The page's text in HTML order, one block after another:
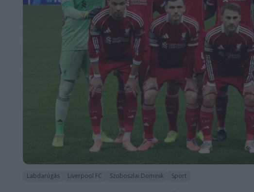
Labdarúgás Liverpool FC Szoboszlai Dominik Sport